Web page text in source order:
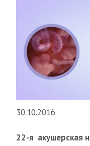
30.10.2016
22-я акушерская